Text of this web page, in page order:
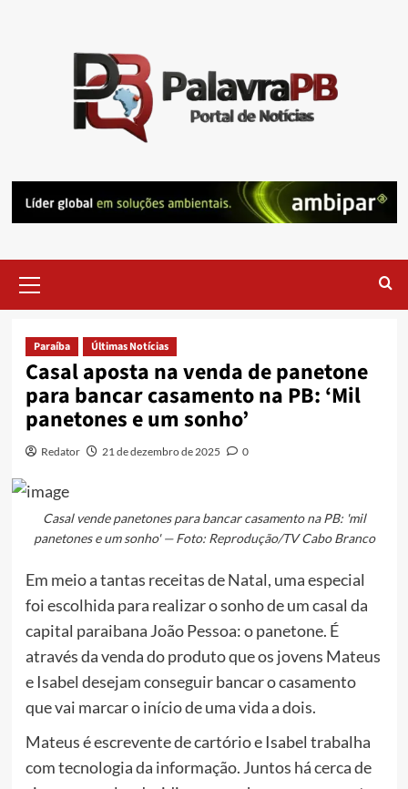
Menu
Paraíba Últimas Notícias
Casal aposta na venda de panetone
para bancar casamento na PB: ‘Mil
panetones e um sonho’
Redator 21 de dezembro de 2025 0
Casal vende panetones para bancar casamento na PB: 'mil
panetones e um sonho' — Foto: Reprodução/TV Cabo Branco
Em meio a tantas receitas de Natal, uma especial
foi escolhida para realizar o sonho de um casal da
capital paraibana João Pessoa: o panetone. É
através da venda do produto que os jovens Mateus
e Isabel desejam conseguir bancar o casamento
que vai marcar o início de uma vida a dois.
Mateus é escrevente de cartório e Isabel trabalha
com tecnologia da informação. Juntos há cerca de